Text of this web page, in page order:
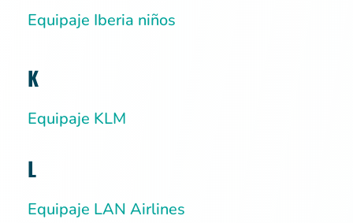
Equipaje Iberia niños
K
Equipaje KLM
L
Equipaje LAN Airlines